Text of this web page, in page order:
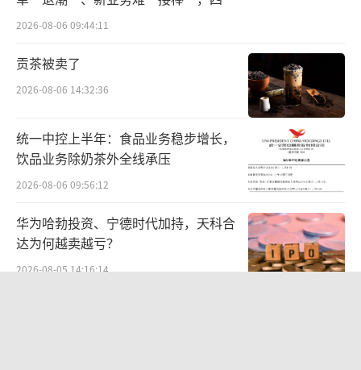
脉动。
茅台集团总经理王莉明确指出，茅台本轮
开启的市场化改革的重点是在供给侧形成与C端
适配的能力，是产品体系、渠道生态、商业模
式、供应链组织的全面转型适配。
这意味着，茅台在打破过去依赖渠道压货
的增长模式，通过数字化手段精准捕捉消费需
求，并反向驱动产品、供应与组织协同，实现
从“被动响应”到“主动适配”的转变。
难关待闯
2026-08-06 09:44:11
贡茶被卖了
2026-08-06 14:32:36
统一中控上半年：食品业务稳步增长，
饮品业务除奶茶外全线承压
2026-08-06 09:56:12
华为哈勃投资、宁德时代加持，天科合
达为何越卖越亏？
2026-08-05 14:16:14